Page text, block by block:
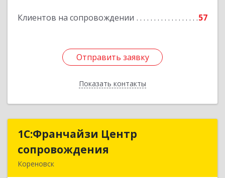
Клиентов на сопровождении 57
Отправить заявку
Показать контакты
Отправить заявку
Назад
1С:Франчайзи Центр
сопровождения
Кореновск
1С:Франчайзи Центр